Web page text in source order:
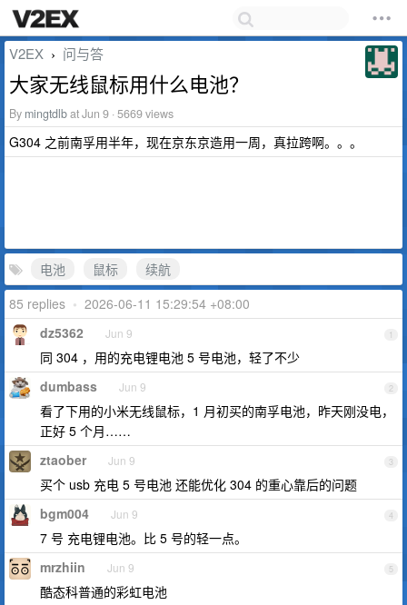
V2EX › 问与答
大家无线鼠标用什么电池？
By mingtdlbat Jun 9 · 5669 views
G304 之前南孚用半年，现在京东京造用一周，真拉跨啊。。。
电池 鼠标
续航
85 replies • 2026-06-11 15:29:54 +08:00
1
dz5362 Jun 9
同 304 ，用的充电锂电池 5 号电池，轻了不少
2
dumbass Jun 9
看了下用的小米无线鼠标，1 月初买的南孚电池，昨天刚没电，
正好 5 个月……
3
ztaober Jun 9
买个 usb 充电 5 号电池 还能优化 304 的重心靠后的问题
4
bgm004 Jun 9
7 号 充电锂电池。比 5 号的轻一点。
5
mrzhiin Jun 9
酷态科普通的彩虹电池